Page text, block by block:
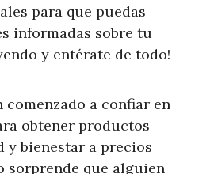
para que puedas
informadas sobre tu
y entérate de todo!
comenzado a confiar en
obtener productos
y bienestar a precios
sorprende que alguien